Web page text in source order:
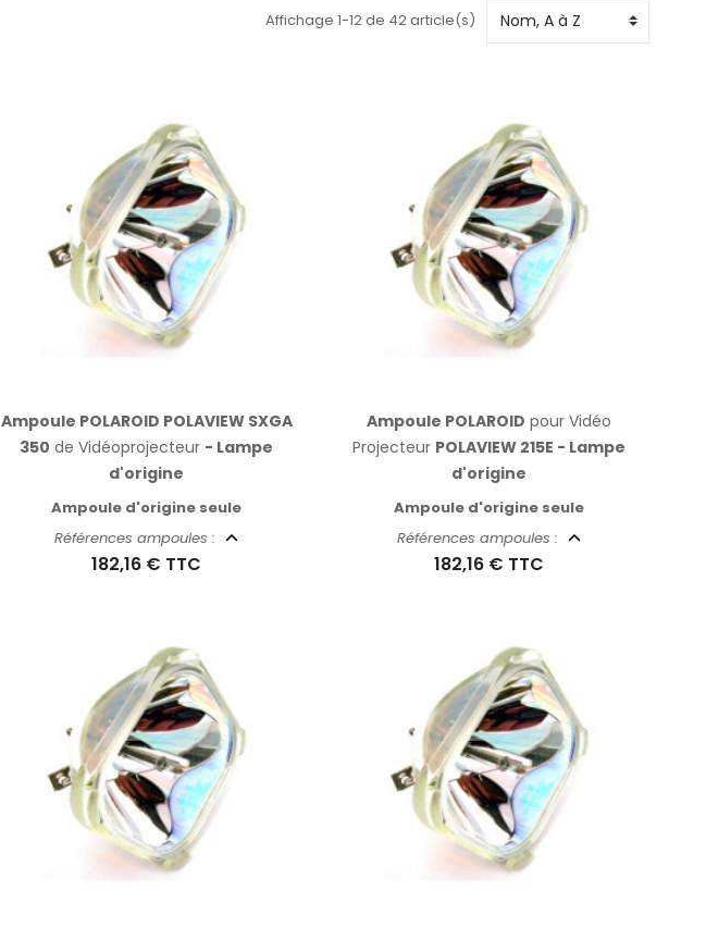
Affichage 1-12 de 42 article(s)
Ampoule POLAROID POLAVIEW SXGA
350 de Vidéoprojecteur - Lampe
d'origine
Ampoule d'origine seule
Références ampoules :
182,16 € TTC
Ampoule POLAROID pour Vidéo
Projecteur POLAVIEW 215E - Lampe
d'origine
Ampoule d'origine seule
Références ampoules :
182,16 € TTC